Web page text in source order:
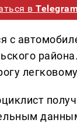
вTelegram
с